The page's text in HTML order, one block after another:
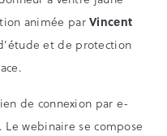
animée parVincent
et de protection
de connexion par e-
. Le webinaire se compose